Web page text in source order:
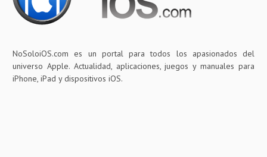
NoSoloiOS.com es un portal para todos los apasionados del
universo Apple. Actualidad, aplicaciones, juegos y manuales para
iPhone, iPad y dispositivos iOS.